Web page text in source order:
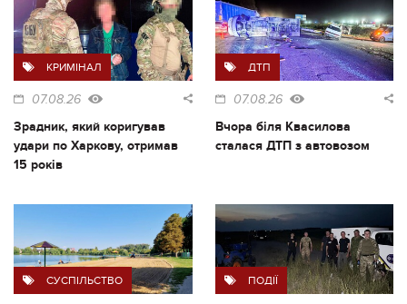
КРИМІНАЛ
07.08.26
Зрадник, який коригував
удари по Харкову, отримав
15 років
ДТП
07.08.26
Вчора біля Квасилова
сталася ДТП з автовозом
СУСПІЛЬСТВО ПОДІЇ